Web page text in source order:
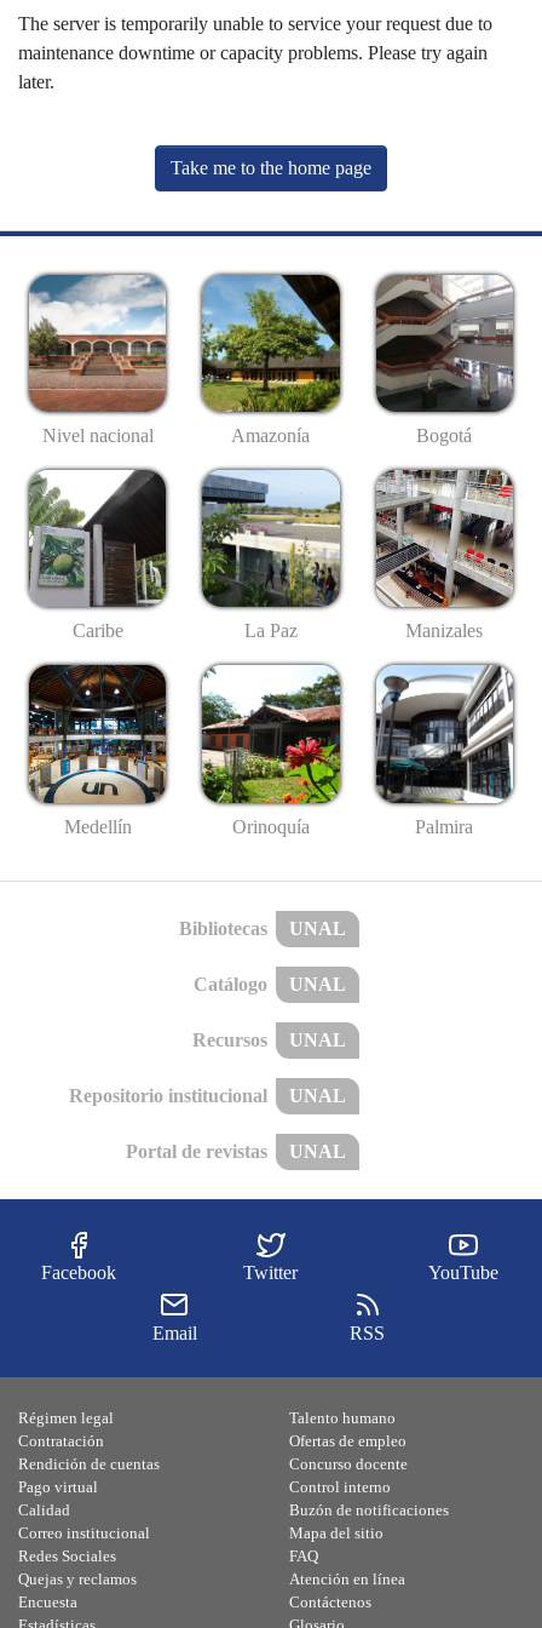
The server is temporarily unable to service your request due to
maintenance downtime or capacity problems. Please try again
later.
Take me to the home page
Nivel nacional Amazonía Bogotá
Caribe La Paz Manizales
Medellín Orinoquía Palmira
Bibliotecas UNAL
Catálogo UNAL
Recursos UNAL
Repositorio institucional UNAL
Portal de revistas UNAL
Facebook Twitter YouTube
Email RSS
Régimen legal
Contratación
Rendición de cuentas
Pago virtual
Calidad
Talento humano
Ofertas de empleo
Concurso docente
Control interno
Buzón de notificaciones
Correo institucional
Redes Sociales
Quejas y reclamos
Encuesta
Mapa del sitio
FAQ
Atención en línea
Contáctenos